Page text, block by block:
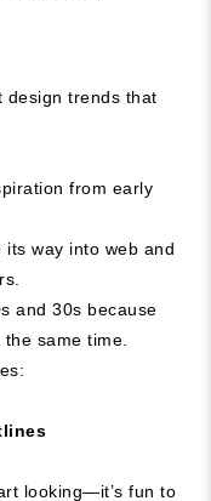
design trends that
from early
its way into web and
and 30s because
the same time.
looking—it’s fun to